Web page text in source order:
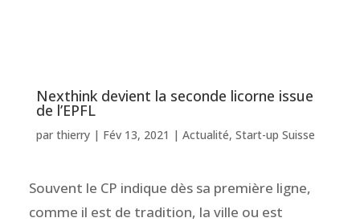
Nexthink devient la seconde licorne issue
de l’EPFL
par thierry| Fév 13, 2021 | Actualité, Start-up Suisse
Souvent le CP indique dès sa première ligne,
comme il est de tradition, la ville ou est